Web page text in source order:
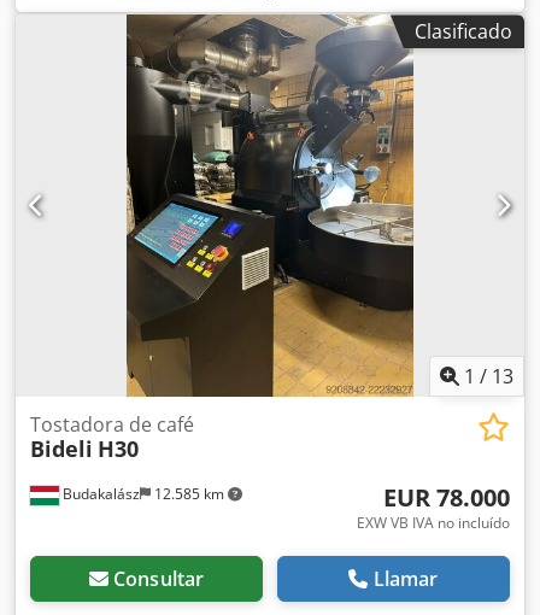
disponible y, en su mayoría, data de los años 80 y 90, pero
se encuentra en muy buenas condiciones. Dodpfek Raxkox
Clasificado
1 / 13
Budakalász 12.585 km
Tostadora de café
Bideli H30
EUR 78.000
EXW VB IVA no incluído
Consultar Llamar